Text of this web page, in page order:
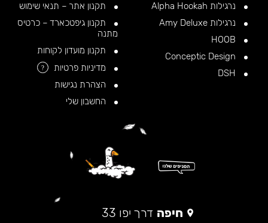
נרגילות Alpha Hookah
נרגילות Amy Deluxe
תקנון אתר – תנאי שימוש
תקנון גיפטכארד – כרטיס
מתנה
תקנון מועדון לקוחות
מדיניות פרטיות
?
הצהרת נגישות
החשבון שלי
חיפה דרך יפו 33